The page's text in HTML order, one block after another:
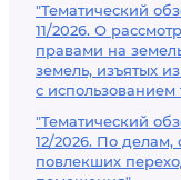
"Тематический
11/2026. О
правами на
земель, изъятых
с использованием
"Тематический
12/2026. По
повлекших